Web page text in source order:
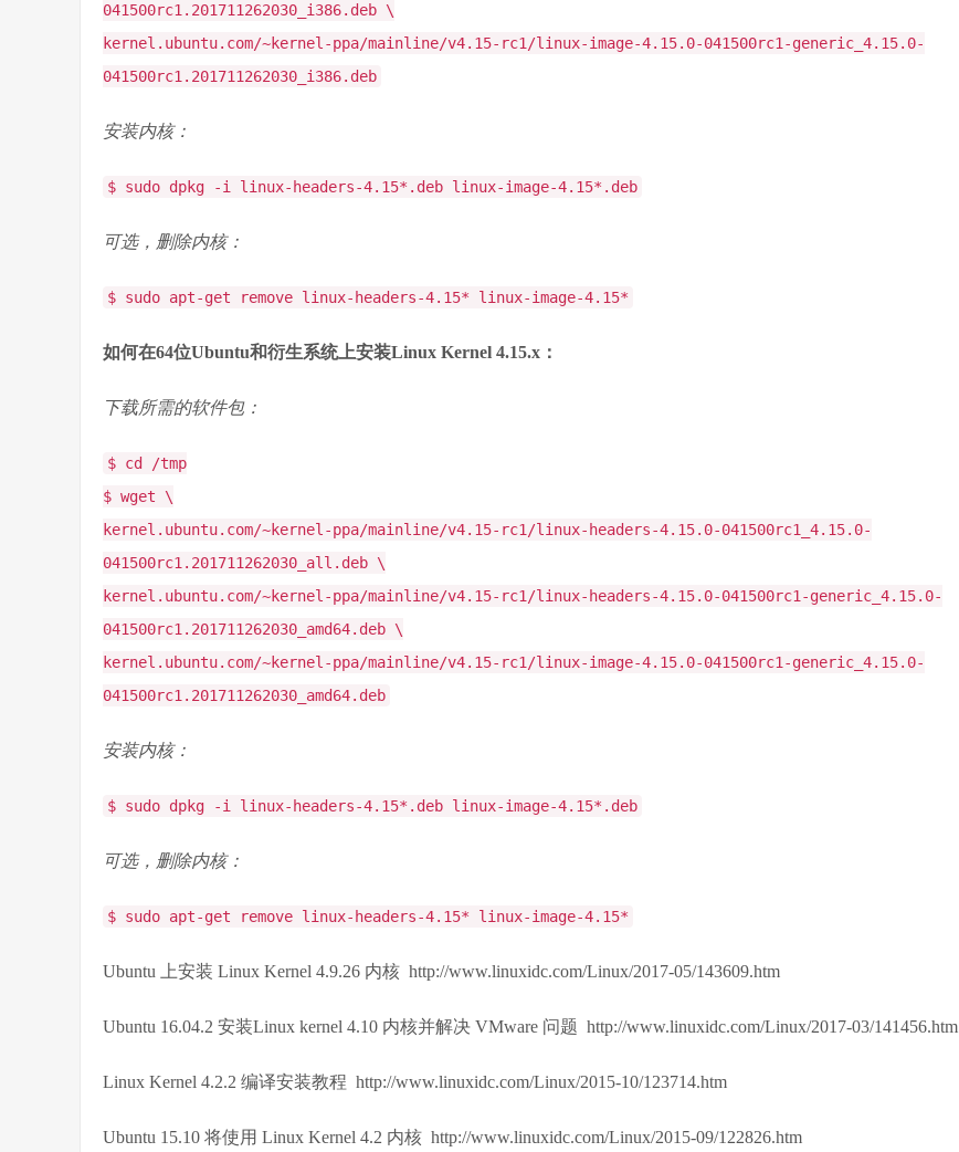
041500rc1.201711262030_i386.deb \
kernel.ubuntu.com/~kernel-ppa/mainline/v4.15-rc1/linux-image-4.15.0-041500rc1-generic_4.15.0-
041500rc1.201711262030_i386.deb
安装内核：
$ sudo dpkg -i linux-headers-4.15*.deb linux-image-4.15*.deb
可选，删除内核：
$ sudo apt-get remove linux-headers-4.15* linux-image-4.15*
如何在64位Ubuntu和衍生系统上安装Linux Kernel 4.15.x：
下载所需的软件包：
$ cd /tmp
$ wget \
kernel.ubuntu.com/~kernel-ppa/mainline/v4.15-rc1/linux-headers-4.15.0-041500rc1_4.15.0-
041500rc1.201711262030_all.deb \
kernel.ubuntu.com/~kernel-ppa/mainline/v4.15-rc1/linux-headers-4.15.0-041500rc1-generic_4.15.0-
041500rc1.201711262030_amd64.deb \
kernel.ubuntu.com/~kernel-ppa/mainline/v4.15-rc1/linux-image-4.15.0-041500rc1-generic_4.15.0-
041500rc1.201711262030_amd64.deb
安装内核：
$ sudo dpkg -i linux-headers-4.15*.deb linux-image-4.15*.deb
可选，删除内核：
$ sudo apt-get remove linux-headers-4.15* linux-image-4.15*
Ubuntu 上安装 Linux Kernel 4.9.26 内核 http://www.linuxidc.com/Linux/2017-05/143609.htm
Ubuntu 16.04.2 安装Linux kernel 4.10 内核并解决 VMware 问题 http://www.linuxidc.com/Linux/2017-03/141456.htm
Linux Kernel 4.2.2 编译安装教程 http://www.linuxidc.com/Linux/2015-10/123714.htm
Ubuntu 15.10 将使用 Linux Kernel 4.2 内核 http://www.linuxidc.com/Linux/2015-09/122826.htm